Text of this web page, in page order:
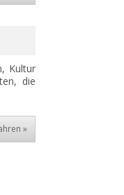
Kultur
die
»